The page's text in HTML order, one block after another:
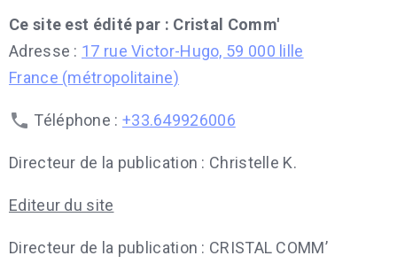
Ce site est édité par : Cristal Comm'
Adresse : 17 rue Victor-Hugo, 59 000 lille
France (métropolitaine)
Téléphone : +33.649926006
Directeur de la publication : Christelle K.
Editeur du site
Directeur de la publication : CRISTAL COMM’